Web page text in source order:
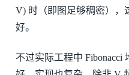
V) 时（即图足够稠密），
好。
不过实际工程中 Fibonacci